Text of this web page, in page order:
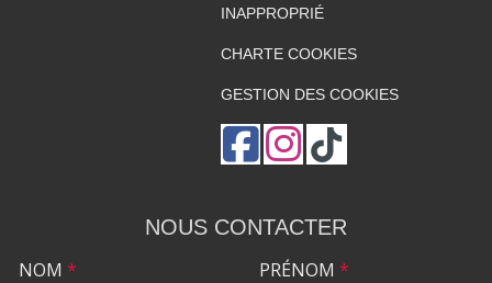
INAPPROPRIÉ
CHARTE COOKIES
GESTION DES COOKIES
NOUS CONTACTER
NOM * PRÉNOM *